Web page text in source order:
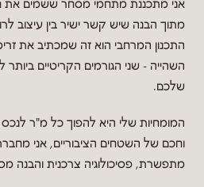
מתוך הבנה שיש קשר ישיר בין עיצוב
השהייה - שני הגורמים הקריטיים
שלכם.
המומחיות שלי היא להפוך כל מ"ר לנכס
וחכם של השטחים הציבוריים, אני
מתפשרת, פסיכולוגיה צרכנית והבנה